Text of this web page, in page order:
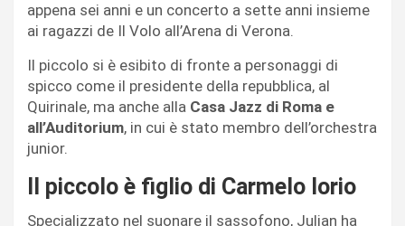
appena sei anni e un concerto a sette anni insieme
ai ragazzi de Il Volo all’Arena di Verona.
Il piccolo si è esibito di fronte a personaggi di
spicco come il presidente della repubblica, al
Quirinale, ma anche alla Casa Jazz di Roma e
all’Auditorium, in cui è stato membro dell’orchestra
junior.
Il piccolo è figlio di Carmelo Iorio
Specializzato nel suonare il sassofono, Julian ha